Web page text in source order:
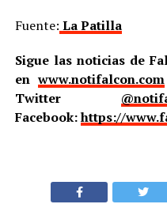
Fuente: La Patilla
Sigue las noticias de
enwww.notifalcon.com
Twitter
Facebook:https://